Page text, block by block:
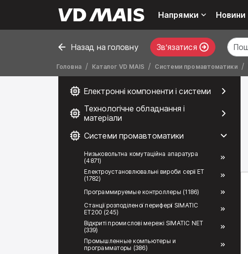
Напрямки Новини
Назад на головну Звʼязатися
Головна Каталог VD MAIS Системи промавтоматики
Електронні компоненти і системи
Технологічне обладнання і
матеріали
Системи промавтоматики
Низьковольтна комутаційна апаратура
(4871)
Електроустановлювальні вироби серії ЕТ
(1782)
Программируемые контроллеры (1186)
Станції розподіленої периферії SIMATIC
ET200 (245)
Відкриті промислові мережі SIMATIC NET
(339)
Промышленные компьютеры и
программаторы (386)